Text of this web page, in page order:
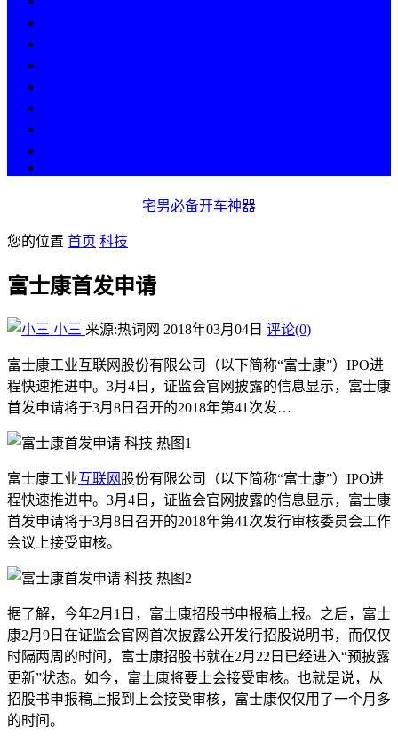
宅男必备开车神器
您的位置 首页 科技
富士康首发申请
小三 来源:热词网 2018年03月04日 评论(0)
富士康工业互联网股份有限公司（以下简称“富士康”）IPO进
程快速推进中。3月4日，证监会官网披露的信息显示，富士康
首发申请将于3月8日召开的2018年第41次发…
富士康工业互联网 股份有限公司（以下简称“富士康”）IPO进
程快速推进中。3月4日，证监会官网披露的信息显示，富士康
首发申请将于3月8日召开的2018年第41次发行审核委员会工作
会议上接受审核。
据了解，今年2月1日，富士康招股书申报稿上报。之后，富士
康2月9日在证监会官网首次披露公开发行招股说明书，而仅仅
时隔两周的时间，富士康招股书就在2月22日已经进入“预披露
更新”状态。如今，富士康将要上会接受审核。也就是说，从
招股书申报稿上报到上会接受审核，富士康仅仅用了一个月多
的时间。